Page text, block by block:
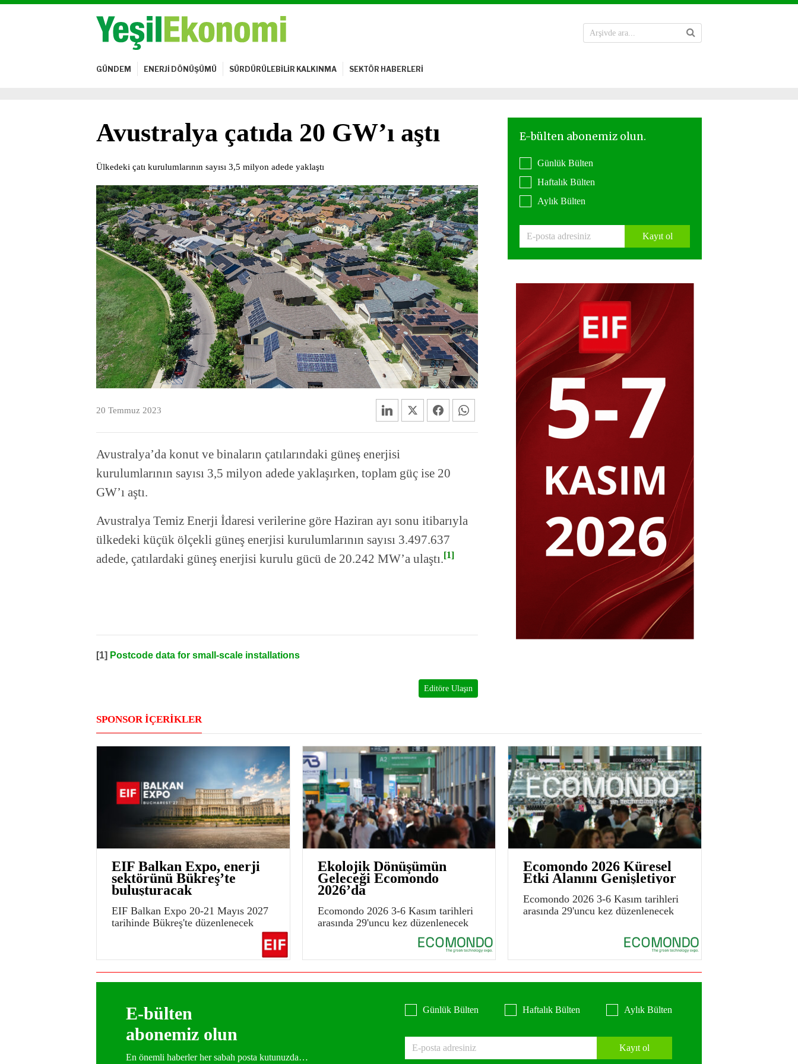
GÜNDEM ENERJİ DÖNÜŞÜMÜ SÜRDÜRÜLEBİLİR KALKINMA SEKTÖR HABERLERİ
Avustralya çatıda 20 GW’ı aştı
Ülkedeki çatı kurulumlarının sayısı 3,5 milyon adede yaklaştı
20 Temmuz 2023
Avustralya’da konut ve binaların çatılarındaki güneş enerjisi
kurulumlarının sayısı 3,5 milyon adede yaklaşırken, toplam güç ise 20
GW’ı aştı.
Avustralya Temiz Enerji İdaresi verilerine göre Haziran ayı sonu itibarıyla
ülkedeki küçük ölçekli güneş enerjisi kurulumlarının sayısı 3.497.637
adede, çatılardaki güneş enerjisi kurulu gücü de 20.242 MW’a ulaştı.[1]
[1] Postcode data for small-scale installations
Editöre Ulaşın
Günlük Bülten
Haftalık Bülten
Aylık Bülten
Kayıt ol
SPONSOR İÇERİKLER
EIF Balkan Expo, enerji
sektörünü Bükreş’te
buluşturacak
EIF Balkan Expo 20-21 Mayıs 2027
tarihinde Bükreş'te düzenlenecek
Ekolojik Dönüşümün
Geleceği Ecomondo
2026’da
Ecomondo 2026 3-6 Kasım tarihleri
arasında 29'uncu kez düzenlenecek
Ecomondo 2026 Küresel
Etki Alanını Genişletiyor
Ecomondo 2026 3-6 Kasım tarihleri
arasında 29'uncu kez düzenlenecek
E-bülten
abonemiz olun
En önemli haberler her sabah posta kutunuzda…
Günlük Bülten Haftalık Bülten Aylık Bülten
Kayıt ol